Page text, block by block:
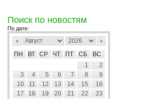
Поиск по новостям
По дате:
ПН ВТ СР ЧТ ПТ СБ
ВС
1
2
3
4 5 6 7 8
9
10
11 12 13 14 15
16
17
18 19 20 21 22
23